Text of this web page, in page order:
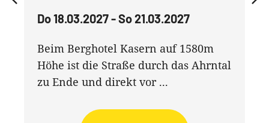
Do 18.03.2027 - So 21.03.2027
Beim Berghotel Kasern auf 1580m
Höhe ist die Straße durch das Ahrntal
zu Ende und direkt vor ...